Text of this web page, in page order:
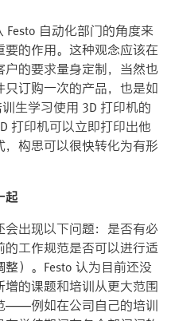
自动化部门的角度来
的作用。这种观念应该在
的要求量身定制，当然也
订购一次的产品，也是如
生学习使用 3D 打印机的
打印机可以立即打印出他
构思可以很快转化为有形
起
出现以下问题：是否有必
工作规范是否可以进行适
）。Festo 认为目前还没
的课题和培训从更大范围
——例如在公司自己的培训